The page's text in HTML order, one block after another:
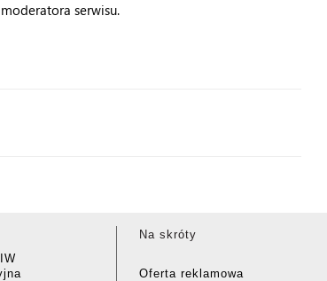
serwisu.
Na skróty
Oferta reklamowa